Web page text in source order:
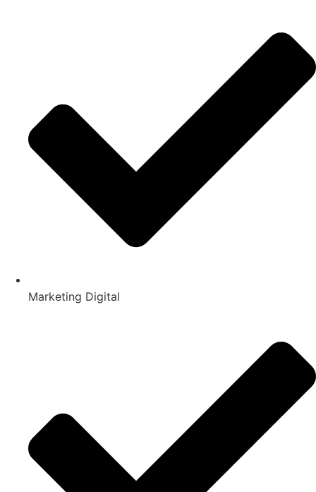
Marketing Digital